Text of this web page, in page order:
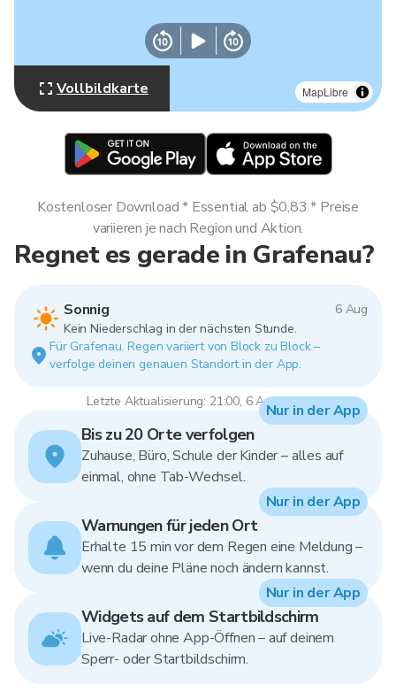
MapLibre
Vollbildkarte
Regnet es gerade in Grafenau?
Sonnig
6 Aug
Kein Niederschlag in der nächsten Stunde.
Für Grafenau. Regen variiert von Block zu Block –
verfolge deinen genauen Standort in der App.
Letzte Aktualisierung: 21:00, 6 Aug 2026
Kostenloser Download * Essential ab $0,83 * Preise
variieren je nach Region und Aktion.
Bis zu 20 Orte verfolgen
Zuhause, Büro, Schule der Kinder – alles auf
einmal, ohne Tab-Wechsel.
Nur in der App
Warnungen für jeden Ort
Erhalte 15 min vor dem Regen eine Meldung –
wenn du deine Pläne noch ändern kannst.
Nur in der App
Widgets auf dem Startbildschirm
Live-Radar ohne App-Öffnen – auf deinem
Sperr- oder Startbildschirm.
Nur in der App